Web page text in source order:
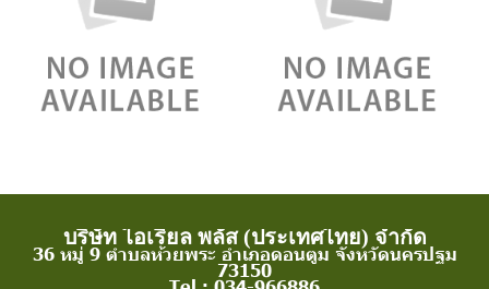
บริษัท ไอเรียล พลัส (ประเทศไทย) จำกัด
36 หมู่ 9 ตำบลห้วยพระ อำเภอดอนตูม จังหวัดนครปฐม
73150